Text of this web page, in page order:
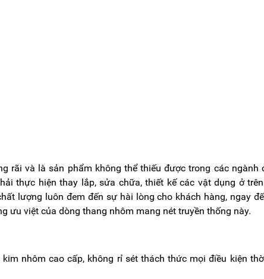
rãi và là sản phẩm không thể thiếu được trong các ngành
thực hiện thay lắp, sửa chữa, thiết kế các vật dụng ở
lượng luôn đem đến sự hài lòng cho khách hàng, ngay
ưu việt của dòng thang nhôm mang nét truyền thống này.
nhôm cao cấp, không rỉ sét thách thức mọi điều kiện